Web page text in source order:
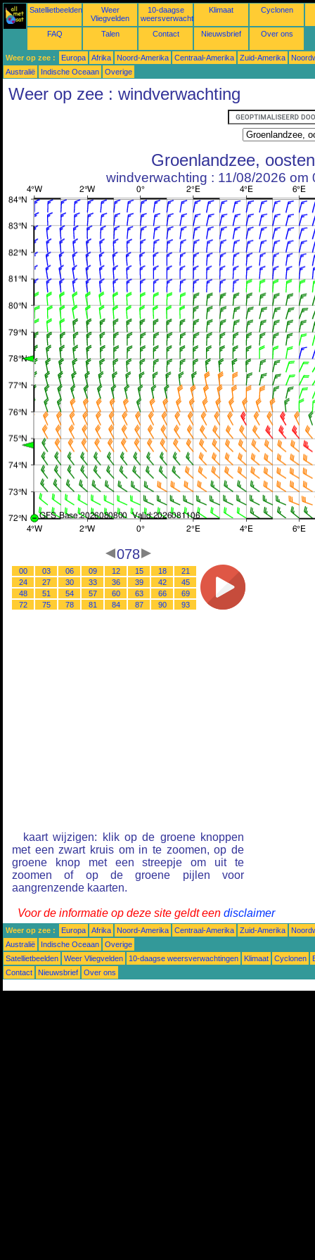
Satellietbeelden
Weer
Vliegvelden
10-daagse
weersverwachtingen
Klimaat Cyclonen
FAQ Talen Contact Nieuwsbrief Over ons
Weer op zee : Europa Afrika Noord-Amerika Centraal-Amerika Zuid-Amerika
Australië
Indische Oceaan Overige
Weer op zee : windverwachting
Groenlandzee, oosten
windverwachting : 11/08/2026 om
078
00 03 06 09 12 15 18
21
24
27 30 33 36 39 42
45
48
51 54 57 60 63 66
69
72
75 78 81 84 87 90 93
kaart wijzigen: klik op de groene knoppen
met een zwart kruis om in te zoomen, op de
groene knop met een streepje om uit te
zoomen of op de groene pijlen voor
aangrenzende kaarten.
Voor de informatie op deze site geldt een disclaimer
Weer op zee : Europa Afrika Noord-Amerika Centraal-Amerika Zuid-Amerika
Australië
Indische Oceaan
Overige
Satellietbeelden
Weer Vliegvelden 10-daagse weersverwachtingen Klimaat Cyclonen
Contact
Nieuwsbrief Over ons